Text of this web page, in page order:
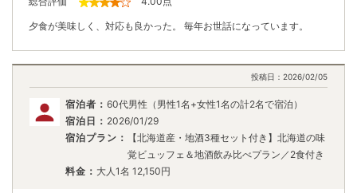
夕食が美味しく、対応も良かった。 毎年お世話になっています。
投稿日： 2026/02/05
宿泊者： 60代男性（男性1名+女性1名の計2名で宿泊）
宿泊日： 2026/01/29
宿泊プラン：
【北海道産・地酒3種セット付き】北海道の味
覚ビュッフェ＆地酒飲み比べプラン／2食付き
料金： 大人1名 12,150円